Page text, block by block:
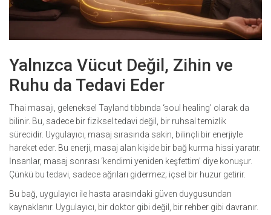
Yalnızca Vücut Değil, Zihin ve
Ruhu da Tedavi Eder
Thai masajı, geleneksel Tayland tıbbında ‘soul healing’ olarak da
bilinir. Bu, sadece bir fiziksel tedavi değil, bir ruhsal temizlik
sürecidir. Uygulayıcı, masaj sırasında sakin, bilinçli bir enerjiyle
hareket eder. Bu enerji, masaj alan kişide bir bağ kurma hissi yaratır.
İnsanlar, masaj sonrası ‘kendimi yeniden keşfettim’ diye konuşur.
Çünkü bu tedavi, sadece ağrıları gidermez; içsel bir huzur getirir.
Bu bağ, uygulayıcı ile hasta arasındaki güven duygusundan
kaynaklanır. Uygulayıcı, bir doktor gibi değil, bir rehber gibi davranır.